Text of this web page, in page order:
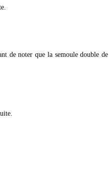
de noter que la semoule double de